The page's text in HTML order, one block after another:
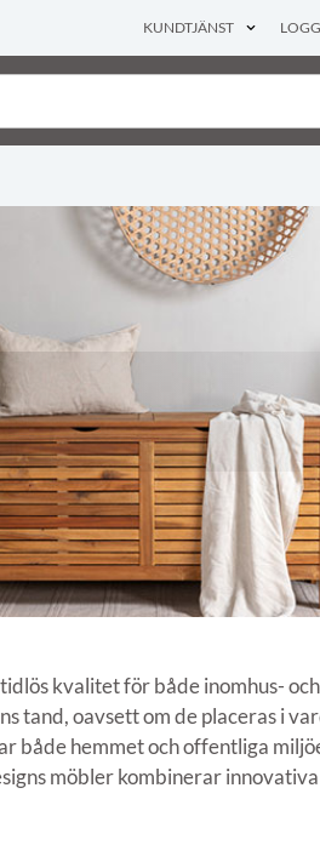
KUNDTJÄNST
kvalitet för både inomhus-
tand, oavsett om de placeras i
hemmet och offentliga
möbler kombinerar